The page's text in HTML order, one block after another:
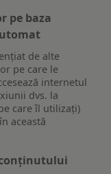
pe baza
de alte
pe care le
internetul
dvs. la
care îl utilizați)
această